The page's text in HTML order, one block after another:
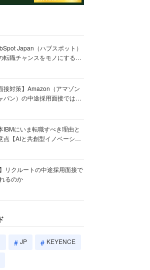
Japan（ハブスポット）
転職チャンスをモノにする
接対策】Amazon（アマゾン
パン）の中途採用面接では何
IBMにいま転職すべき理由と
点【AIと共創型イノベーショ
リクルートの中途採用面接で
るのか
JP KEYENCE